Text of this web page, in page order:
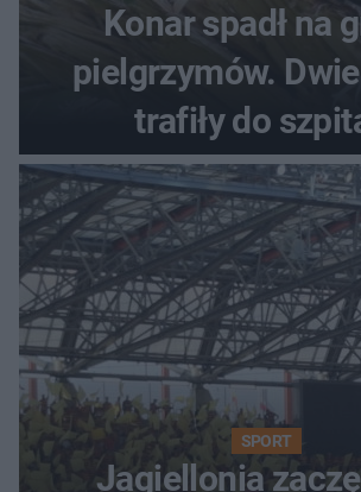
Konar spadł na
pielgrzymów.
trafiły do
SPORT
Jagiellonia